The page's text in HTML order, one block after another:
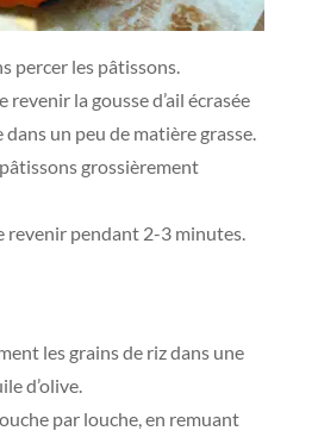
percer les pâtissons.
revenir la gousse d’ail écrasée
un peu de matière grasse.
grossièrement
revenir pendant 2-3 minutes.
les grains de riz dans une
d’olive.
par louche, en remuant